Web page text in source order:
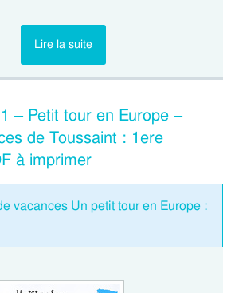
Lire la suite
– Petit tour en Europe –
de Toussaint : 1ere
à imprimer
vacances Un petit tour en Europe :